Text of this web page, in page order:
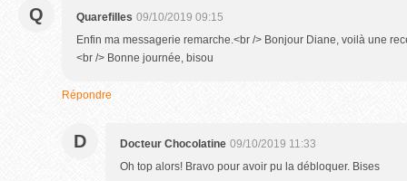
Q Quarefilles 09/10/2019 09:15
Enfin ma messagerie remarche.<br /> Bonjour Diane, voilà une
<br /> Bonne journée, bisou
Répondre
D Docteur Chocolatine 09/10/2019 11:33
Oh top alors! Bravo pour avoir pu la débloquer. Bises